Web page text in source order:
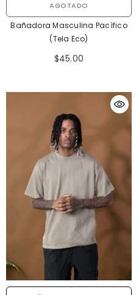
AGOTADO
Bañadora Masculina Pacífico
(Tela Eco)
$45.00